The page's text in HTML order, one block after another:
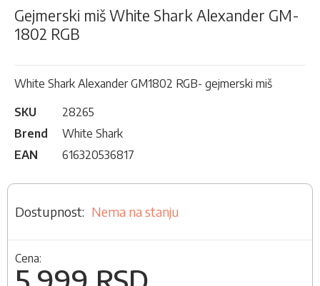
images
gallery
the
images
Gejmerski miš White Shark Alexander GM-
1802 RGB
White Shark Alexander GM1802 RGB- gejmerski miš
SKU
28265
Brend
White Shark
EAN
616320536817
Nema na stanju
Cena: